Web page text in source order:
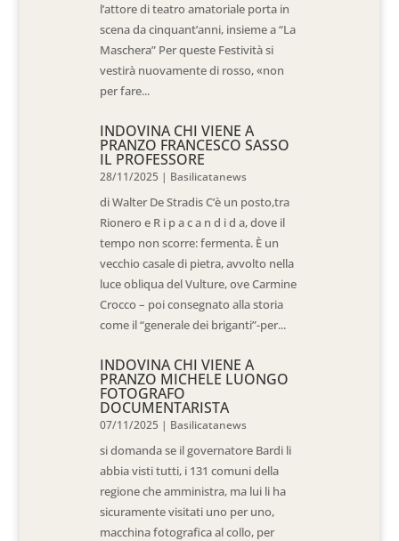
l’attore di teatro amatoriale porta in
scena da cinquant’anni, insieme a “La
Maschera” Per queste Festività si
vestirà nuovamente di rosso, «non
per fare...
INDOVINA CHI VIENE A
PRANZO FRANCESCO SASSO
IL PROFESSORE
28/11/2025 | Basilicatanews
di Walter De Stradis C’è un posto,tra
Rionero e R i p a c a n d i d a, dove il
tempo non scorre: fermenta. È un
vecchio casale di pietra, avvolto nella
luce obliqua del Vulture, ove Carmine
Crocco – poi consegnato alla storia
come il “generale dei briganti”-per...
INDOVINA CHI VIENE A
PRANZO MICHELE LUONGO
FOTOGRAFO
DOCUMENTARISTA
07/11/2025 | Basilicatanews
si domanda se il governatore Bardi li
abbia visti tutti, i 131 comuni della
regione che amministra, ma lui li ha
sicuramente visitati uno per uno,
macchina fotografica al collo, per